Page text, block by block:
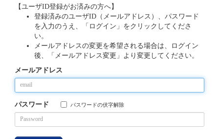
【ユーザID登録がお済みの方へ】
登録済みのユーザID（メールアドレス）、パスワード
を入力のうえ、「ログイン」をクリックしてくださ
い。
メールアドレスの変更を希望される場合は、ログイン
後、「メールアドレス変更」より変更してください。
メールアドレス
パスワード パスワードの伏字解除